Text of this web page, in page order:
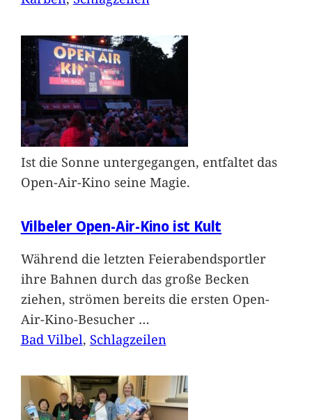
Ist die Sonne untergegangen, entfaltet das
Open-Air-Kino seine Magie.
Vilbeler Open-Air-Kino ist Kult
Während die letzten Feierabendsportler
ihre Bahnen durch das große Becken
ziehen, strömen bereits die ersten Open-
Air-Kino-Besucher …
Bad Vilbel, Schlagzeilen